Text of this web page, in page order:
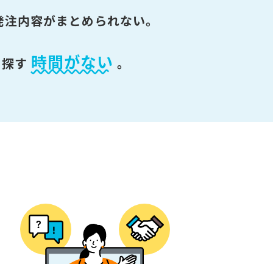
注内容がまとめられない。
す 時間がない 。